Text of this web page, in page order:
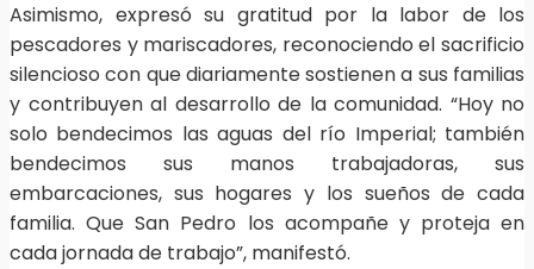
Asimismo, expresó su gratitud por la labor de los
pescadores y mariscadores, reconociendo el sacrificio
silencioso con que diariamente sostienen a sus familias
y contribuyen al desarrollo de la comunidad. “Hoy no
solo bendecimos las aguas del río Imperial; también
bendecimos sus manos trabajadoras, sus
embarcaciones, sus hogares y los sueños de cada
familia. Que San Pedro los acompañe y proteja en
cada jornada de trabajo”, manifestó.